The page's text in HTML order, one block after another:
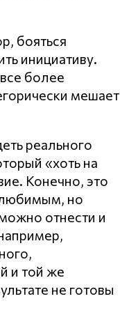
бояться
инициативу.
более
мешает
реального
«хоть на
Конечно, это
любимым, но
отнести и
и той же
не готовы